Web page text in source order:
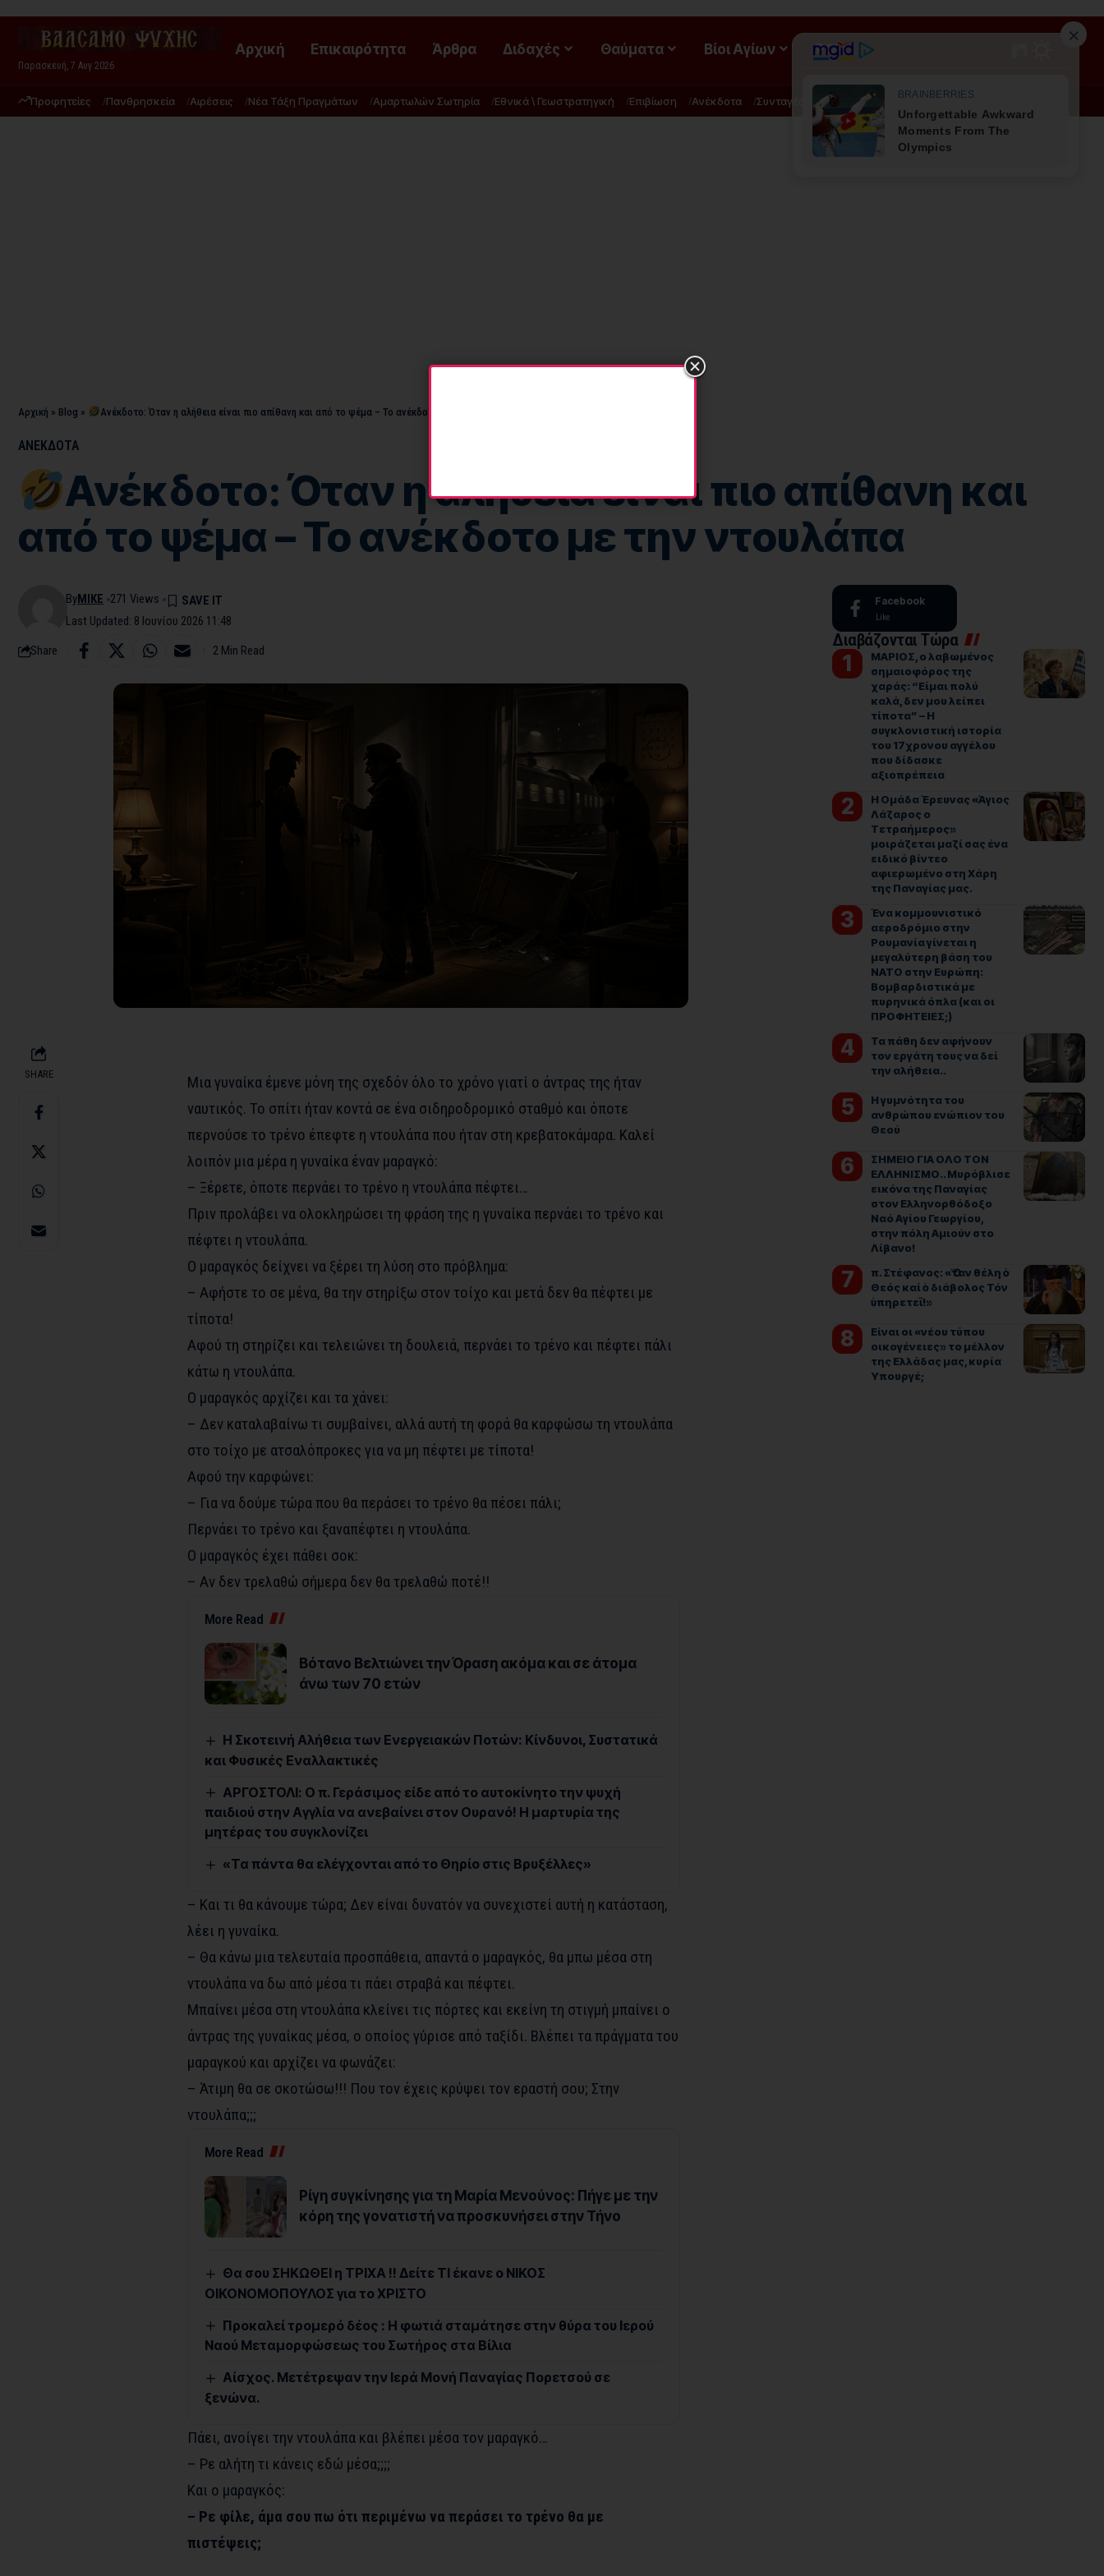
Παρασκευή, 7 Αυγ 2026
Αρχική Επικαιρότητα Άρθρα Διδαχές Θαύματα Βίοι Αγίων ΡΟΗ
Προφητείες Πανθρησκεία Αιρέσεις Νέα Τάξη Πραγμάτων Αμαρτωλών Σωτηρία Εθνικά \ Γεωστρατηγική Επιβίωση Ανέκδοτα Συνταγές Διατροφή - Φυσική Ιατρική
Αρχική » Blog » Ανέκδοτο: Όταν η αλήθεια είναι πιο απίθανη και από το ψέμα – Το ανέκδοτο με την ντουλάπα
ΑΝΕΚΔΟΤΑ
Ανέκδοτο: Όταν η αλήθεια είναι πιο απίθανη και
από το ψέμα – Το ανέκδοτο με την ντουλάπα
Last Updated: 8 Ιουνίου 2026 11:48
ByMIKE 271 Views
Share 2 Min Read
SHARE
Μια γυναίκα έμενε μόνη της σχεδόν όλο το χρόνο γιατί ο άντρας της ήταν
ναυτικός. Το σπίτι ήταν κοντά σε ένα σιδηροδρομικό σταθμό και όποτε
περνούσε το τρένο έπεφτε η ντουλάπα που ήταν στη κρεβατοκάμαρα. Καλεί
λοιπόν μια μέρα η γυναίκα έναν μαραγκό:
– Ξέρετε, όποτε περνάει το τρένο η ντουλάπα πέφτει…
Πριν προλάβει να ολοκληρώσει τη φράση της η γυναίκα περνάει το τρένο και
πέφτει η ντουλάπα.
Ο μαραγκός δείχνει να ξέρει τη λύση στο πρόβλημα:
– Αφήστε το σε μένα, θα την στηρίξω στον τοίχο και μετά δεν θα πέφτει με
τίποτα!
Αφού τη στηρίζει και τελειώνει τη δουλειά, περνάει το τρένο και πέφτει πάλι
κάτω η ντουλάπα.
Ο μαραγκός αρχίζει και τα χάνει:
– Δεν καταλαβαίνω τι συμβαίνει, αλλά αυτή τη φορά θα καρφώσω τη ντουλάπα
στο τοίχο με ατσαλόπροκες για να μη πέφτει με τίποτα!
Αφού την καρφώνει:
– Για να δούμε τώρα που θα περάσει το τρένο θα πέσει πάλι;
Περνάει το τρένο και ξαναπέφτει η ντουλάπα.
Ο μαραγκός έχει πάθει σοκ:
– Αν δεν τρελαθώ σήμερα δεν θα τρελαθώ ποτέ!!
More Read
Βότανο Βελτιώνει την Όραση ακόμα και σε άτομα
άνω των 70 ετών
Η Σκοτεινή Αλήθεια των Ενεργειακών Ποτών: Κίνδυνοι, Συστατικά
και Φυσικές Εναλλακτικές
ΑΡΓΟΣΤΟΛΙ: Ο π. Γεράσιμος είδε από το αυτοκίνητο την ψυχή
παιδιού στην Αγγλία να ανεβαίνει στον Ουρανό! Η μαρτυρία της
μητέρας του συγκλονίζει
«Τα πάντα θα ελέγχονται από το Θηρίο στις Βρυξέλλες»
– Και τι θα κάνουμε τώρα; Δεν είναι δυνατόν να συνεχιστεί αυτή η κατάσταση,
λέει η γυναίκα.
– Θα κάνω μια τελευταία προσπάθεια, απαντά ο μαραγκός, θα μπω μέσα στη
ντουλάπα να δω από μέσα τι πάει στραβά και πέφτει.
Μπαίνει μέσα στη ντουλάπα κλείνει τις πόρτες και εκείνη τη στιγμή μπαίνει ο
άντρας της γυναίκας μέσα, ο οποίος γύρισε από ταξίδι. Βλέπει τα πράγματα του
μαραγκού και αρχίζει να φωνάζει:
– Άτιμη θα σε σκοτώσω!!! Που τον έχεις κρύψει τον εραστή σου; Στην
ντουλάπα;;;
More Read
Ρίγη συγκίνησης για τη Μαρία Μενούνος: Πήγε με την
κόρη της γονατιστή να προσκυνήσει στην Τήνο
Θα σου ΣΗΚΩΘΕΙ η ΤΡΙΧΑ !! Δείτε ΤΙ έκανε ο ΝΙΚΟΣ
ΟΙΚΟΝΟΜΟΠΟΥΛΟΣ για το ΧΡΙΣΤΟ
Προκαλεί τρομερό δέος : Η φωτιά σταμάτησε στην θύρα του Ιερού
Ναού Μεταμορφώσεως του Σωτήρος στα Βίλια
Αίσχος. Μετέτρεψαν την Ιερά Μονή Παναγίας Πορετσού σε
ξενώνα.
Πάει, ανοίγει την ντουλάπα και βλέπει μέσα τον μαραγκό…
– Ρε αλήτη τι κάνεις εδώ μέσα;;;;
Και ο μαραγκός:
– Ρε φίλε, άμα σου πω ότι περιμένω να περάσει το τρένο θα με
πιστέψεις;
Facebook
Like
Διαβάζονται Τώρα
ΜΑΡΙΟΣ, ο λαβωμένος
σημαιοφόρος της
χαράς: “Είμαι πολύ
καλά, δεν μου λείπει
τίποτα” – Η
συγκλονιστική ιστορία
του 17χρονου αγγέλου
που δίδασκε
αξιοπρέπεια
Η Ομάδα Έρευνας «Άγιος
Λάζαρος ο
Τετραήμερος»
μοιράζεται μαζί σας ένα
ειδικό βίντεο
αφιερωμένο στη Χάρη
της Παναγίας μας.
Ένα κομμουνιστικό
αεροδρόμιο στην
Ρουμανία γίνεται η
μεγαλύτερη βάση του
ΝΑΤΟ στην Ευρώπη:
Βομβαρδιστικά με
πυρηνικά όπλα (και οι
ΠΡΟΦΗΤΕΙΕΣ;)
Τα πάθη δεν αφήνουν
τον εργάτη τους να δεί
την αλήθεια..
Η γυμνότητα του
ανθρώπου ενώπιον του
Θεού
ΣΗΜΕΙΟ ΓΙΑ ΟΛΟ ΤΟΝ
ΕΛΛΗΝΙΣΜΟ.. Μυρόβλισε
εικόνα της Παναγίας
στον Ελληνορθόδοξο
Ναό Αγίου Γεωργίου,
στην πόλη Αμιούν στο
Λίβανο!
π. Στέφανος: «Ὅταν θέλη ὁ
Θεός καί ὁ διάβολος Τόν
ὑπηρετεῖ!»
Είναι οι «νέου τύπου
οικογένειες» το μέλλον
της Ελλάδας μας, κυρία
Υπουργέ;